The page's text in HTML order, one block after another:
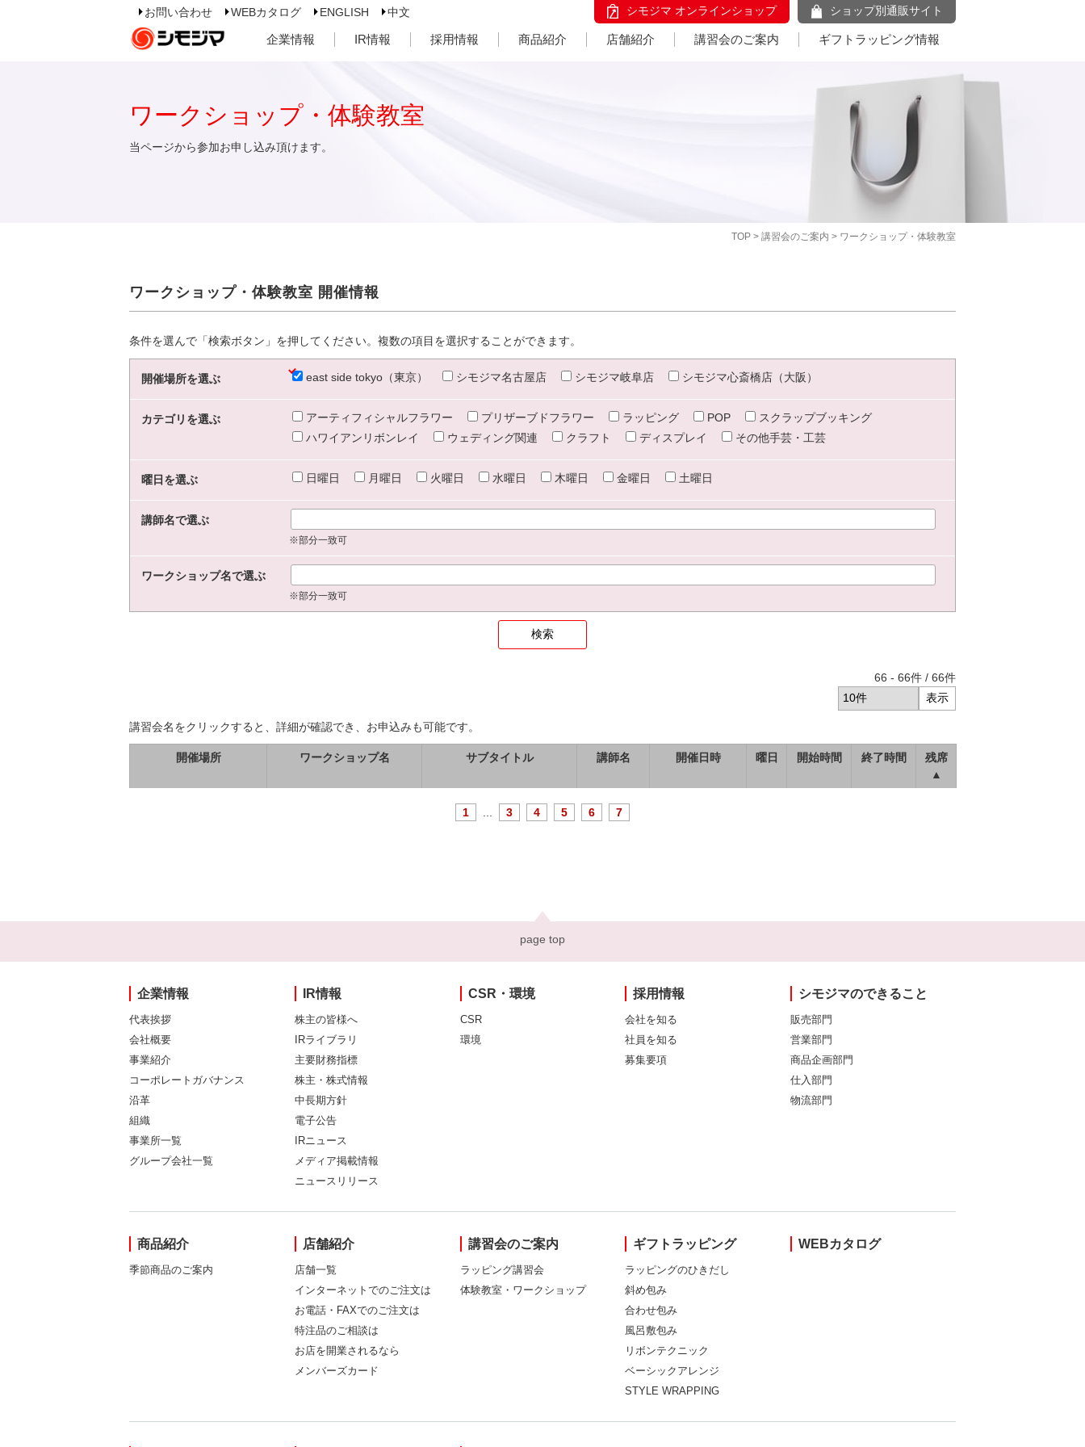
お問い合わせ WEBカタログ ENGLISH 中文 シモジマ オンラインショップ ショップ別通販サイト
企業情報 IR情報 採用情報 商品紹介 店舗紹介 講習会のご案内 ギフトラッピング情報
TOP > 講習会のご案内 > ワークショップ・体験教室
ワークショップ・体験教室
当ページから参加お申し込み頂けます。
ワークショップ・体験教室 開催情報
条件を選んで「検索ボタン」を押してください。複数の項目を選択することができます。
開催場所を選ぶ east side tokyo（東京） シモジマ名古屋店 シモジマ岐阜店 シモジマ心斎橋店（大阪）
カテゴリを選ぶ アーティフィシャルフラワー プリザーブドフラワー ラッピング POP
スクラップブッキング
ハワイアンリボンレイ
ウェディング関連 クラフト ディスプレイ その他手芸・工芸
曜日を選ぶ 日曜日 月曜日 火曜日 水曜日 木曜日 金曜日 土曜日
講師名で選ぶ
※部分一致可
ワークショップ名で選ぶ
※部分一致可
66 - 66件 / 66件
講習会名をクリックすると、詳細が確認でき、お申込みも可能です。
開催場所 ワークショップ名 サブタイトル 講師名 開催日時 曜日 開始時間 終了時間
残席
▲
1 3 4 5 6 7
page top
企業情報
代表挨拶
会社概要
事業紹介
コーポレートガバナンス
沿革
組織
事業所一覧
グループ会社一覧
IR情報
株主の皆様へ
IRライブラリ
主要財務指標
株主・株式情報
中長期方針
電子公告
IRニュース
メディア掲載情報
ニュースリリース
CSR・環境
CSR
環境
採用情報
会社を知る
社員を知る
募集要項
シモジマのできること
販売部門
営業部門
商品企画部門
仕入部門
物流部門
商品紹介
季節商品のご案内
店舗紹介
店舗一覧
インターネットでのご注文は
お電話・FAXでのご注文は
特注品のご相談は
お店を開業されるなら
メンバーズカード
講習会のご案内
ラッピング講習会
体験教室・ワークショップ
ギフトラッピング
ラッピングのひきだし
斜め包み
合わせ包み
風呂敷包み
リボンテクニック
ベーシックアレンジ
STYLE WRAPPING
WEBカタログ